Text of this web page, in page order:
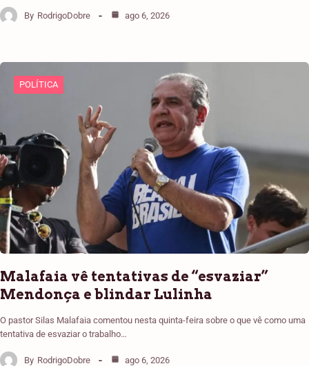
By RodrigoDobre ago 6, 2026
POLÍTICA
Malafaia vê tentativas de “esvaziar”
Mendonça e blindar Lulinha
O pastor Silas Malafaia comentou nesta quinta-feira sobre o que vê como uma
tentativa de esvaziar o trabalho…
By RodrigoDobre ago 6, 2026